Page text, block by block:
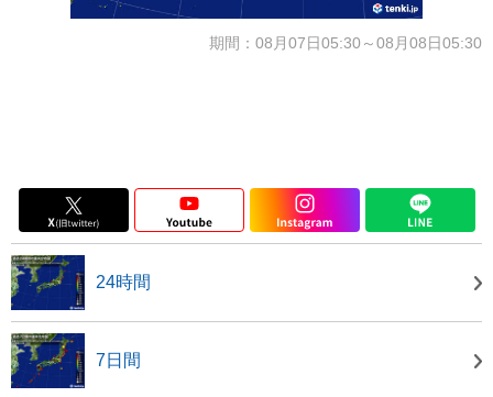
期間：08月07日05:30～08月08日05:30
24時間
7日間